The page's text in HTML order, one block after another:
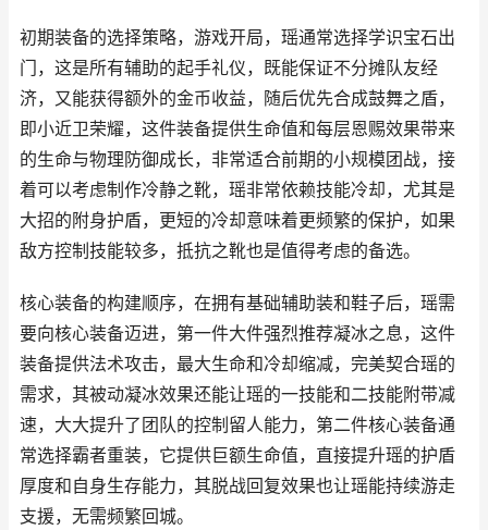
初期装备的选择策略，游戏开局，瑶通常选择学识宝石出
门，这是所有辅助的起手礼仪，既能保证不分摊队友经
济，又能获得额外的金币收益，随后优先合成鼓舞之盾，
即小近卫荣耀，这件装备提供生命值和每层恩赐效果带来
的生命与物理防御成长，非常适合前期的小规模团战，接
着可以考虑制作冷静之靴，瑶非常依赖技能冷却，尤其是
大招的附身护盾，更短的冷却意味着更频繁的保护，如果
敌方控制技能较多，抵抗之靴也是值得考虑的备选。
核心装备的构建顺序，在拥有基础辅助装和鞋子后，瑶需
要向核心装备迈进，第一件大件强烈推荐凝冰之息，这件
装备提供法术攻击，最大生命和冷却缩减，完美契合瑶的
需求，其被动凝冰效果还能让瑶的一技能和二技能附带减
速，大大提升了团队的控制留人能力，第二件核心装备通
常选择霸者重装，它提供巨额生命值，直接提升瑶的护盾
厚度和自身生存能力，其脱战回复效果也让瑶能持续游走
支援，无需频繁回城。